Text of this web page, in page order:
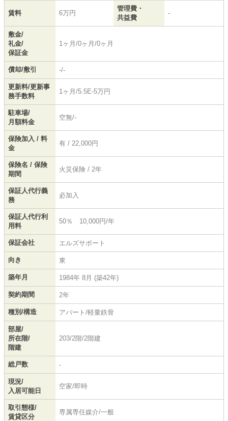
賃料 6万円
管理費・
共益費
-
敷金/
礼金/
保証金
1ヶ月/0ヶ月/0ヶ月
償却/敷引 -/-
更新料/更新事
務手数料
1ヶ月/5.5E-5万円
駐車場/
月額料金
空無/-
保険加入 / 料
金
有 / 22,000円
保険名 / 保険
期間
火災保険 / 2年
保証人代行義
務
必加入
保証人代行利
用料
50％ 10,000円/年
保証会社 エルズサポート
向き 東
築年月 1984年 8月 (築42年)
契約期間 2年
種別/構造 アパート/軽量鉄骨
部屋/
所在階/
階建
203/2階/2階建
総戸数 -
現況/
入居可能日
空家/即時
取引態様/
賃貸区分
専属専任媒介/一般